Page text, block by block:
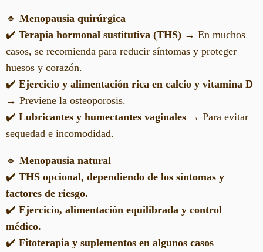
🔹 Menopausia quirúrgica
✔️ Terapia hormonal sustitutiva (THS) → En muchos
casos, se recomienda para reducir síntomas y proteger
huesos y corazón.
✔️ Ejercicio y alimentación rica en calcio y vitamina D
→ Previene la osteoporosis.
✔️ Lubricantes y humectantes vaginales → Para evitar
sequedad e incomodidad.
🔹 Menopausia natural
✔️ THS opcional, dependiendo de los síntomas y
factores de riesgo.
✔️ Ejercicio, alimentación equilibrada y control
médico.
✔️ Fitoterapia y suplementos en algunos casos